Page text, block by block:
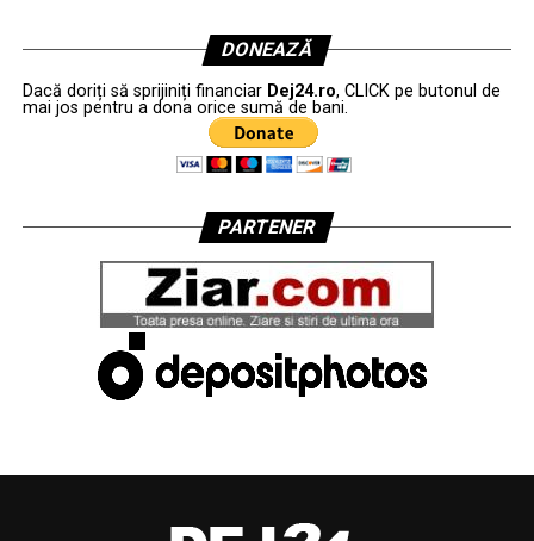
DONEAZĂ
Dacă doriți să sprijiniți financiar Dej24.ro, CLICK pe butonul de
mai jos pentru a dona orice sumă de bani.
PARTENER